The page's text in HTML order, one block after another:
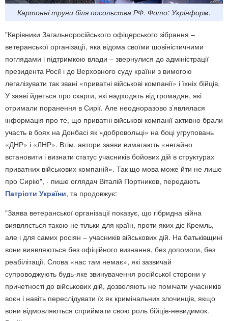
Картонні труни біля посольства РФ. Фото: Укрінформ.
"Керівники Загальноросійського офіцерського зібрання –
ветеранської організації, яка відома своїми шовіністичними
поглядами і підтримкою влади – звернулися до адміністрації
президента Росії і до Верховного суду країни з вимогою
легалізувати так звані «приватні військові компанії» і їхніх бійців.
У заяві йдеться про скарги, які надходять від громадян, які
отримали поранення в Сирії. Але неодноразово з’являлася
інформація про те, що приватні військові компанії активно брали
участь в боях на Донбасі як «добровольці» на боці угруповань
«ДНР» і «ЛНР». Втім, автори заяви вимагають «негайно
встановити і визнати статус учасників бойових дій в структурах
приватних військових компаній». Так що мова може йти не лише
про Сирію", - пише оглядач Віталій Портников, передають
Патріоти України, та продовжує:
"Заява ветеранської організації показує, що гібридна війна
виявляється такою не тільки для країн, проти яких діє Кремль,
але і для самих росіян – учасників військових дій. На батьківщині
вони виявляються без офіційного визнання, без допомоги, без
реабілітації. Слова «нас там немає», які зазвичай
супроводжують будь-яке звинувачення російської сторони у
причетності до військових дій, дозволяють не помічати учасників
воєн і навіть переслідувати їх як кримінальних злочинців, якщо
вони відмовляються сприймати свою роль бійців-невидимок.